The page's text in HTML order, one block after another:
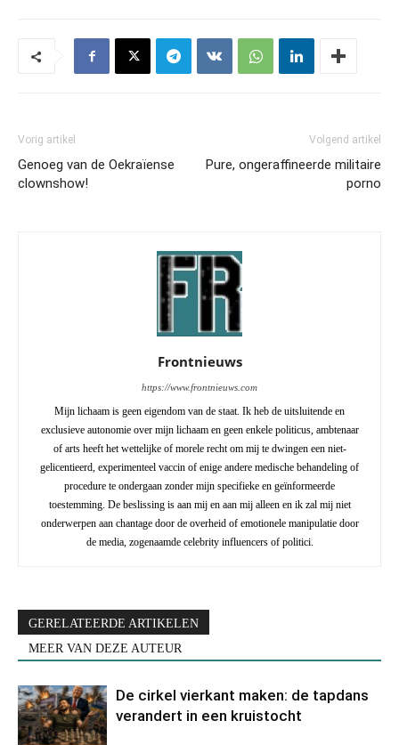
Vorig artikel
Genoeg van de Oekraïense
clownshow!
Volgend artikel
Pure, ongeraffineerde militaire
porno
Frontnieuws
https://www.frontnieuws.com
Mijn lichaam is geen eigendom van de staat. Ik heb de uitsluitende en
exclusieve autonomie over mijn lichaam en geen enkele politicus, ambtenaar
of arts heeft het wettelijke of morele recht om mij te dwingen een niet-
gelicentieerd, experimenteel vaccin of enige andere medische behandeling of
procedure te ondergaan zonder mijn specifieke en geïnformeerde
toestemming. De beslissing is aan mij en aan mij alleen en ik zal mij niet
onderwerpen aan chantage door de overheid of emotionele manipulatie door
de media, zogenaamde celebrity influencers of politici.
GERELATEERDE ARTIKELEN
MEER VAN DEZE AUTEUR
De cirkel vierkant maken: de tapdans
verandert in een kruistocht